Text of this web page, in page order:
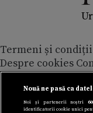
Termeni și condiții
Despre cookies
Modifică
© Toate
Nouă ne pasă ca
Noi și partenerii noștri
identificatorii cookie unici